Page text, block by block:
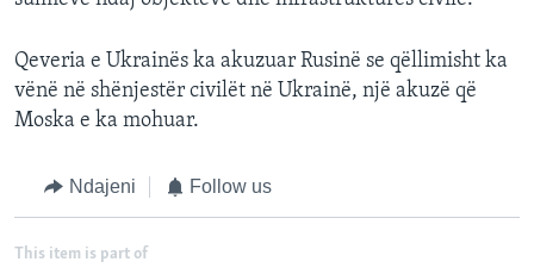
Qeveria e Ukrainës ka akuzuar Rusinë se qëllimisht ka
vënë në shënjestër civilët në Ukrainë, një akuzë që
Moska e ka mohuar.
Ndajeni Follow us
This item is part of